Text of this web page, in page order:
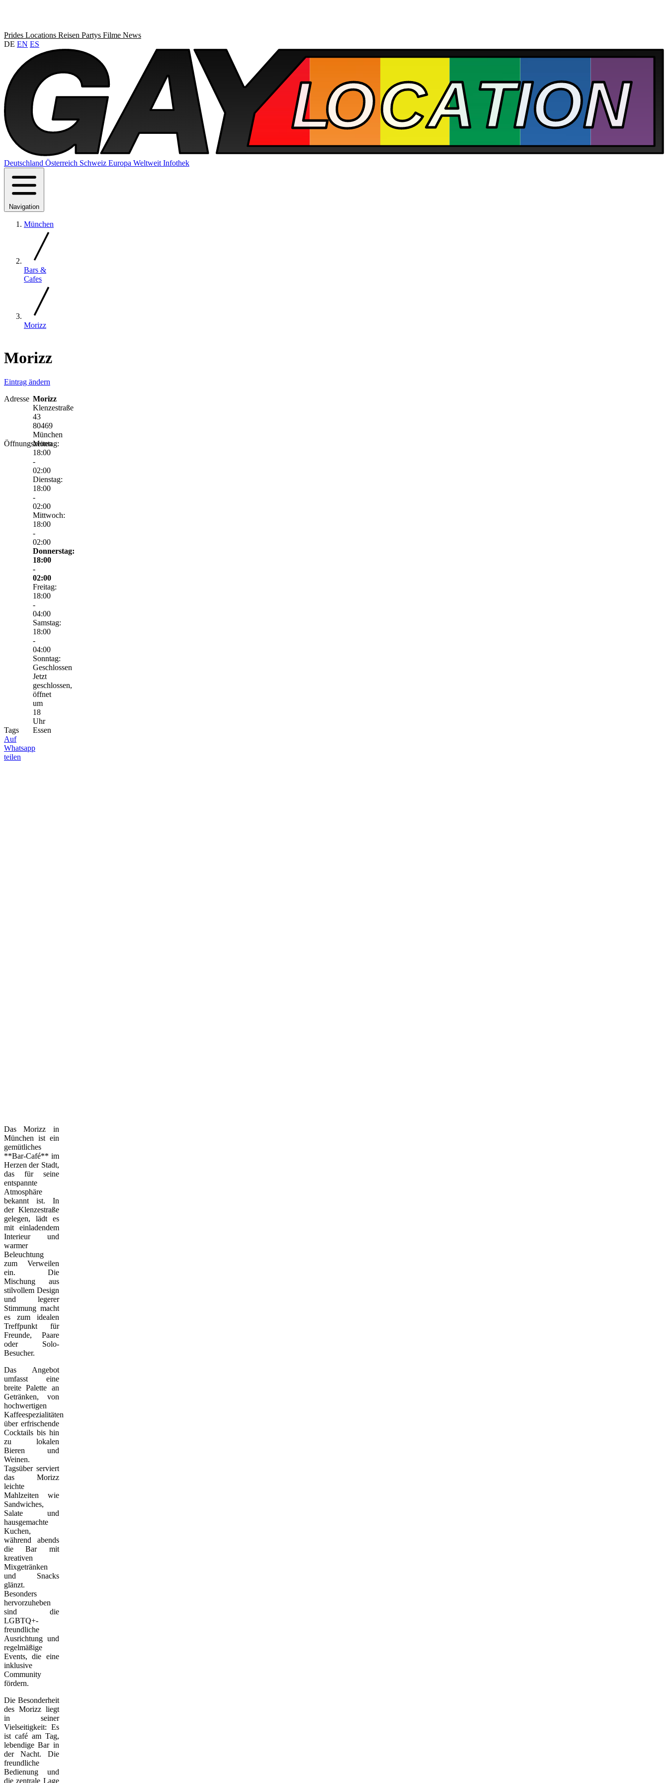
Prides Locations Reisen Partys Filme News
DE EN ES
Deutschland Österreich Schweiz Europa Weltweit Infothek
Navigation
München
Bars &
Cafes
Morizz
Morizz
Eintrag ändern
Adresse Morizz
Klenzestraße
43
80469
München
Öffnungszeiten
Montag:
18:00
-
02:00
Dienstag:
18:00
-
02:00
Mittwoch:
18:00
-
02:00
Donnerstag:
18:00
-
02:00
Freitag:
18:00
-
04:00
Samstag:
18:00
-
04:00
Sonntag:
Geschlossen
Jetzt
geschlossen,
öffnet
um
18
Uhr
Tags
Essen
Auf
Whatsapp
teilen
Das Morizz in
München ist ein
gemütliches
**Bar-Café** im
Herzen der Stadt,
das für seine
entspannte
Atmosphäre
bekannt ist. In
der Klenzestraße
gelegen, lädt es
mit einladendem
Interieur und
warmer
Beleuchtung
zum Verweilen
ein. Die
Mischung aus
stilvollem Design
und legerer
Stimmung macht
es zum idealen
Treffpunkt für
Freunde, Paare
oder Solo-
Besucher.
Das Angebot
umfasst eine
breite Palette an
Getränken, von
hochwertigen
Kaffeespezialitäten
über erfrischende
Cocktails bis hin
zu lokalen
Bieren und
Weinen.
Tagsüber serviert
das Morizz
leichte
Mahlzeiten wie
Sandwiches,
Salate und
hausgemachte
Kuchen,
während abends
die Bar mit
kreativen
Mixgetränken
und Snacks
glänzt.
Besonders
hervorzuheben
sind die
LGBTQ+-
freundliche
Ausrichtung und
regelmäßige
Events, die eine
inklusive
Community
fördern.
Die Besonderheit
des Morizz liegt
in seiner
Vielseitigkeit: Es
ist café am Tag,
lebendige Bar in
der Nacht. Die
freundliche
Bedienung und
die zentrale Lage